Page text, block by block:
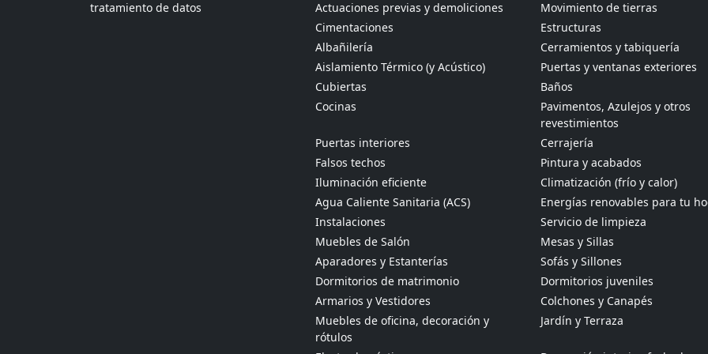
tratamiento de datos Actuaciones previas y demoliciones
Movimiento de tierras
Cimentaciones
Estructuras
Albañilería
Cerramientos y tabiquería
Aislamiento Térmico (y Acústico)
Puertas y ventanas exteriores
Cubiertas
Baños
Cocinas
Pavimentos, Azulejos y otros
revestimientos
Puertas interiores
Cerrajería
Falsos techos
Pintura y acabados
Iluminación eficiente
Climatización (frío y calor)
Agua Caliente Sanitaria (ACS)
Energías renovables para tu
Instalaciones
Servicio de limpieza
Muebles de Salón
Mesas y Sillas
Aparadores y Estanterías
Sofás y Sillones
Dormitorios de matrimonio
Dormitorios juveniles
Armarios y Vestidores
Colchones y Canapés
Muebles de oficina, decoración y
rótulos
Jardín y Terraza